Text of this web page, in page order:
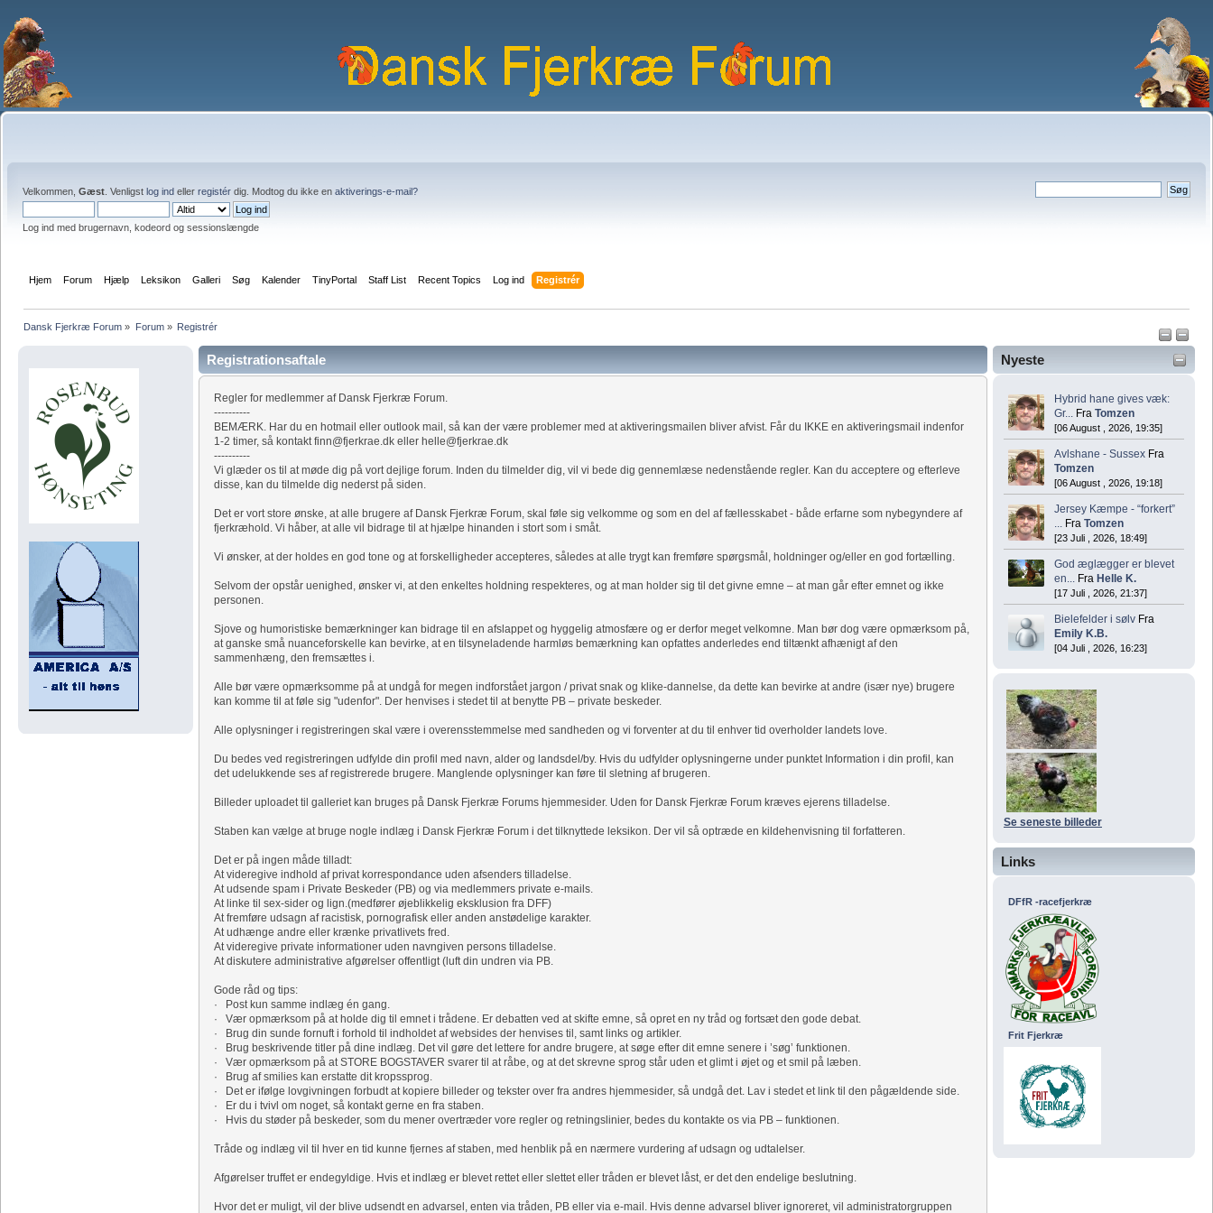
Velkommen, Gæst . Venligst log ind eller registér dig. Modtog du ikke en aktiverings-e-mail?
Log ind med brugernavn, kodeord og sessionslængde
Hjem Forum Hjælp Leksikon Galleri Søg Kalender TinyPortal Staff List Recent Topics Log ind Registrér
Dansk Fjerkræ Forum » Forum» Registrér
Nyeste
Hybrid hane gives væk:
Gr... Fra Tomzen
[06 August , 2026, 19:35]
Avlshane - Sussex Fra
Tomzen
[06 August , 2026, 19:18]
Jersey Kæmpe - “forkert”
... Fra Tomzen
[23 Juli , 2026, 18:49]
God æglægger er blevet
en... Fra Helle K.
[17 Juli , 2026, 21:37]
Bielefelder i sølv Fra
Emily K.B.
[04 Juli , 2026, 16:23]
Se seneste billeder
Links
DFfR -racefjerkræ
Frit Fjerkræ
Registrationsaftale
Regler for medlemmer af Dansk Fjerkræ Forum.
----------
BEMÆRK. Har du en hotmail eller outlook mail, så kan der være problemer med at aktiveringsmailen bliver afvist. Får du IKKE en aktiveringsmail indenfor
1-2 timer, så kontakt finn@fjerkrae.dk eller helle@fjerkrae.dk
----------
Vi glæder os til at møde dig på vort dejlige forum. Inden du tilmelder dig, vil vi bede dig gennemlæse nedenstående regler. Kan du acceptere og efterleve
disse, kan du tilmelde dig nederst på siden.
Det er vort store ønske, at alle brugere af Dansk Fjerkræ Forum, skal føle sig velkomme og som en del af fællesskabet - både erfarne som nybegyndere af
fjerkræhold. Vi håber, at alle vil bidrage til at hjælpe hinanden i stort som i småt.
Vi ønsker, at der holdes en god tone og at forskelligheder accepteres, således at alle trygt kan fremføre spørgsmål, holdninger og/eller en god fortælling.
Selvom der opstår uenighed, ønsker vi, at den enkeltes holdning respekteres, og at man holder sig til det givne emne – at man går efter emnet og ikke
personen.
Sjove og humoristiske bemærkninger kan bidrage til en afslappet og hyggelig atmosfære og er derfor meget velkomne. Man bør dog være opmærksom på,
at ganske små nuanceforskelle kan bevirke, at en tilsyneladende harmløs bemærkning kan opfattes anderledes end tiltænkt afhænigt af den
sammenhæng, den fremsættes i.
Alle bør være opmærksomme på at undgå for megen indforstået jargon / privat snak og klike-dannelse, da dette kan bevirke at andre (især nye) brugere
kan komme til at føle sig "udenfor". Der henvises i stedet til at benytte PB – private beskeder.
Alle oplysninger i registreringen skal være i overensstemmelse med sandheden og vi forventer at du til enhver tid overholder landets love.
Du bedes ved registreringen udfylde din profil med navn, alder og landsdel/by. Hvis du udfylder oplysningerne under punktet Information i din profil, kan
det udelukkende ses af registrerede brugere. Manglende oplysninger kan føre til sletning af brugeren.
Billeder uploadet til galleriet kan bruges på Dansk Fjerkræ Forums hjemmesider. Uden for Dansk Fjerkræ Forum kræves ejerens tilladelse.
Staben kan vælge at bruge nogle indlæg i Dansk Fjerkræ Forum i det tilknyttede leksikon. Der vil så optræde en kildehenvisning til forfatteren.
Det er på ingen måde tilladt:
At videregive indhold af privat korrespondance uden afsenders tilladelse.
At udsende spam i Private Beskeder (PB) og via medlemmers private e-mails.
At linke til sex-sider og lign.(medfører øjeblikkelig eksklusion fra DFF)
At fremføre udsagn af racistisk, pornografisk eller anden anstødelige karakter.
At udhænge andre eller krænke privatlivets fred.
At videregive private informationer uden navngiven persons tilladelse.
At diskutere administrative afgørelser offentligt (luft din undren via PB.
Gode råd og tips:
· Post kun samme indlæg én gang.
· Vær opmærksom på at holde dig til emnet i trådene. Er debatten ved at skifte emne, så opret en ny tråd og fortsæt den gode debat.
· Brug din sunde fornuft i forhold til indholdet af websides der henvises til, samt links og artikler.
· Brug beskrivende titler på dine indlæg. Det vil gøre det lettere for andre brugere, at søge efter dit emne senere i ’søg’ funktionen.
· Vær opmærksom på at STORE BOGSTAVER svarer til at råbe, og at det skrevne sprog står uden et glimt i øjet og et smil på læben.
· Brug af smilies kan erstatte dit kropssprog.
· Det er ifølge lovgivningen forbudt at kopiere billeder og tekster over fra andres hjemmesider, så undgå det. Lav i stedet et link til den pågældende side.
· Er du i tvivl om noget, så kontakt gerne en fra staben.
· Hvis du støder på beskeder, som du mener overtræder vore regler og retningslinier, bedes du kontakte os via PB – funktionen.
Tråde og indlæg vil til hver en tid kunne fjernes af staben, med henblik på en nærmere vurdering af udsagn og udtalelser.
Afgørelser truffet er endegyldige. Hvis et indlæg er blevet rettet eller slettet eller tråden er blevet låst, er det den endelige beslutning.
Hvor det er muligt, vil der blive udsendt en advarsel, enten via tråden, PB eller via e-mail. Hvis denne advarsel bliver ignoreret, vil administratorgruppen